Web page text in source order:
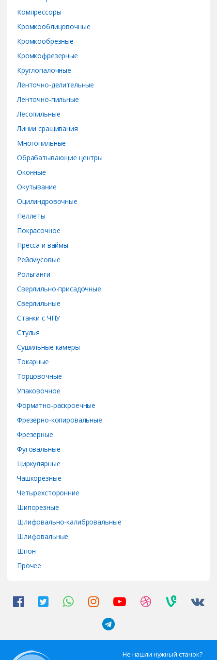
Компрессоры
Кромкооблицовочные
Кромкообрезные
Кромкофрезерные
Круглопалочные
Ленточно-делительные
Ленточно-пильные
Лесопильные
Линии сращивания
Многопильные
Обрабатывающие центры
Оконные
Окутывание
Оцилиндровочные
Пеллеты
Покрасочное
Пресса и ваймы
Рейсмусовые
Рольганги
Сверлильно-присадочные
Сверлильные
Станки с ЧПУ
Стулья
Сушильные камеры
Токарные
Торцовочные
Упаковочное
Форматно-раскроечные
Фрезерно-копировальные
Фрезерные
Фуговальные
Циркулярные
Чашкорезные
Четырехсторонние
Шипорезные
Шлифовально-калибровальные
Шлифовальные
Шпон
Прочее
Не нашли нужный станок?